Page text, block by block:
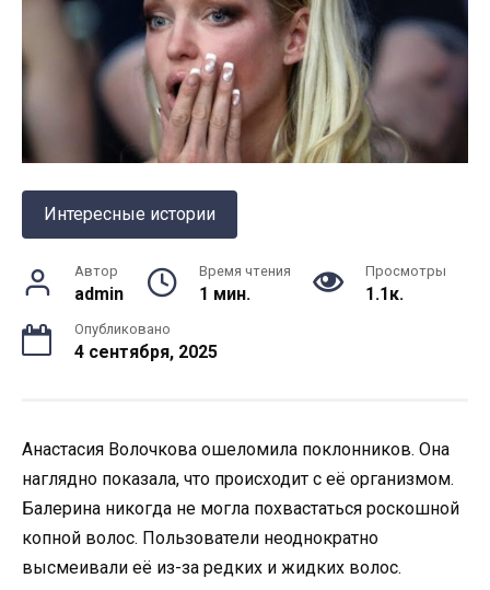
Интересные истории
Автор
admin
Время чтения
1 мин.
Просмотры
1.1к.
Опубликовано
4 сентября, 2025
Анастасия Волочкова ошеломила поклонников. Она
наглядно показала, что происходит с её организмом.
Балерина никогда не могла похвастаться роскошной
копной волос. Пользователи неоднократно
высмеивали её из-за редких и жидких волос.